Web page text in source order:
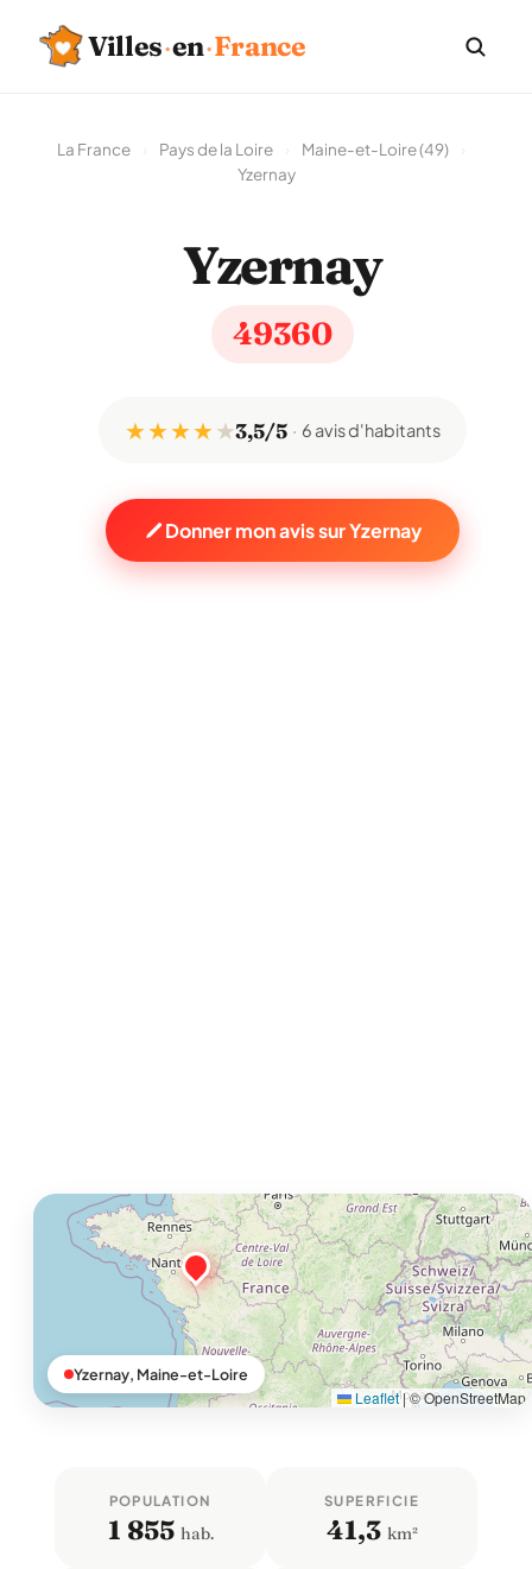
Villes·en·France
La France Pays de la Loire Maine-et-Loire (49)
Yzernay
Yzernay
49360
★ ★ ★ ★★3,5/5 6 avis d'habitants
Donner mon avis sur Yzernay
Leaflet |© OpenStreetMap
Yzernay, Maine-et-Loire
POPULATION
1 855 hab.
SUPERFICIE
41,3 km²